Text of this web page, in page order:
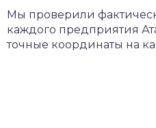
Мы проверили
каждого предприятия
точные координаты на